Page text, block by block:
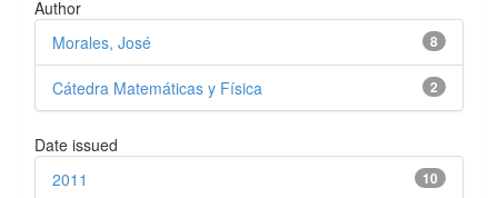
Author
8
Morales, José
2
Cátedra Matemáticas y Física
Date issued
10
2011